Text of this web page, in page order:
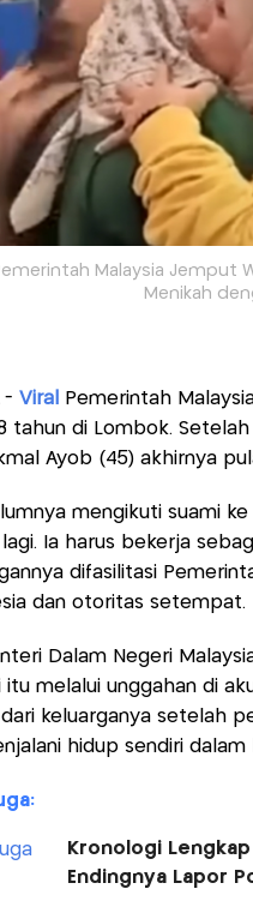
Malaysia Jemput
Menikah
- Viral
Pemerintah
tahun di Lombok.
Ayob (45) akhirnya
mengikuti suami
Ia harus bekerja
difasilitasi
dan otoritas setempat.
Dalam Negeri
itu melalui unggahan di
keluarganya setelah
hidup sendiri dalam
Kronologi
Endingnya Lapor